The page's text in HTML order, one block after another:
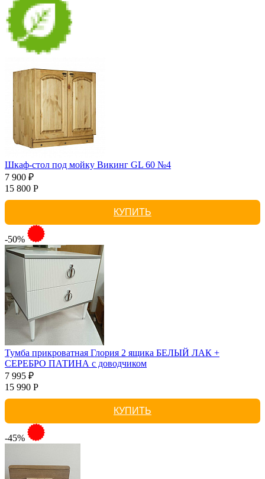
Шкаф-стол под мойку Викинг GL 60 №4
7 900 ₽
15 800 Р
КУПИТЬ
-50%
Тумба прикроватная Глория 2 ящика БЕЛЫЙ ЛАК +
СЕРЕБРО ПАТИНА с доводчиком
7 995 ₽
15 990 Р
КУПИТЬ
-45%